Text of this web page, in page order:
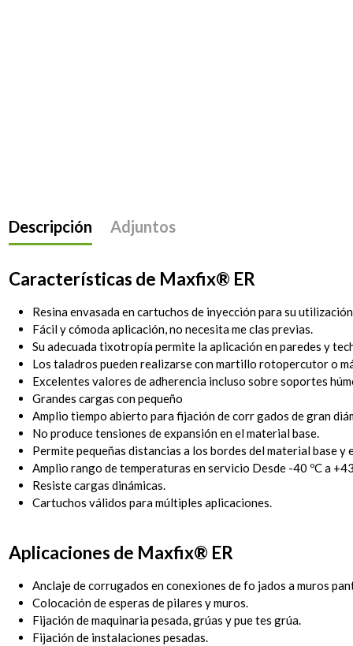
Descripción Adjuntos
Características de Maxfix® ER
Resina envasada en cartuchos de inyección para su
Fácil y cómoda aplicación, no necesita me clas previas.
Su adecuada tixotropía permite la aplicación en paredes y
Los taladros pueden realizarse con martillo rotopercutor o
Excelentes valores de adherencia incluso sobre soportes
Grandes cargas con pequeño
Amplio tiempo abierto para fijación de corr gados de gran
No produce tensiones de expansión en el material base.
Permite pequeñas distancias a los bordes del material base y
Amplio rango de temperaturas en servicio Desde -40 ºC a
Resiste cargas dinámicas.
Cartuchos válidos para múltiples aplicaciones.
Aplicaciones de Maxfix® ER
Anclaje de corrugados en conexiones de fo jados a muros
Colocación de esperas de pilares y muros.
Fijación de maquinaria pesada, grúas y pue tes grúa.
Fijación de instalaciones pesadas.